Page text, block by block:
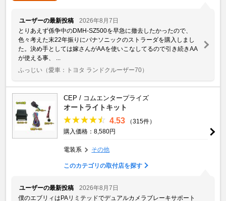
ユーザーの最新投稿
2026年8月7日
とりあえず係争中のDMH-SZ500を早急に撤去したかったので、
色々考えた末22年振りにパナソニックのストラーダを購入しまし
た。決め手としては嫁さんがAAを使いこなしてるので引き続きAA
が使える事、 ...
ふっじい （愛車：トヨタ ランドクルーザー70）
CEP / コムエンタープライズ
オートライトキット
4.53
（315件）
購入価格：8,580円
電装系 その他
このカテゴリの取付店を探す
ユーザーの最新投稿
2026年8月7日
僕のエブリィはPAリミテッドでデュアルカメラブレーキサポート